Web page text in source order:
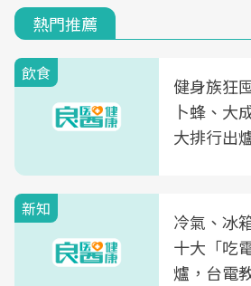
熱門推薦
飲食
健身族狂
卜蜂、大
大排行出
新知
冷氣、冰
十大「吃
爐，台電